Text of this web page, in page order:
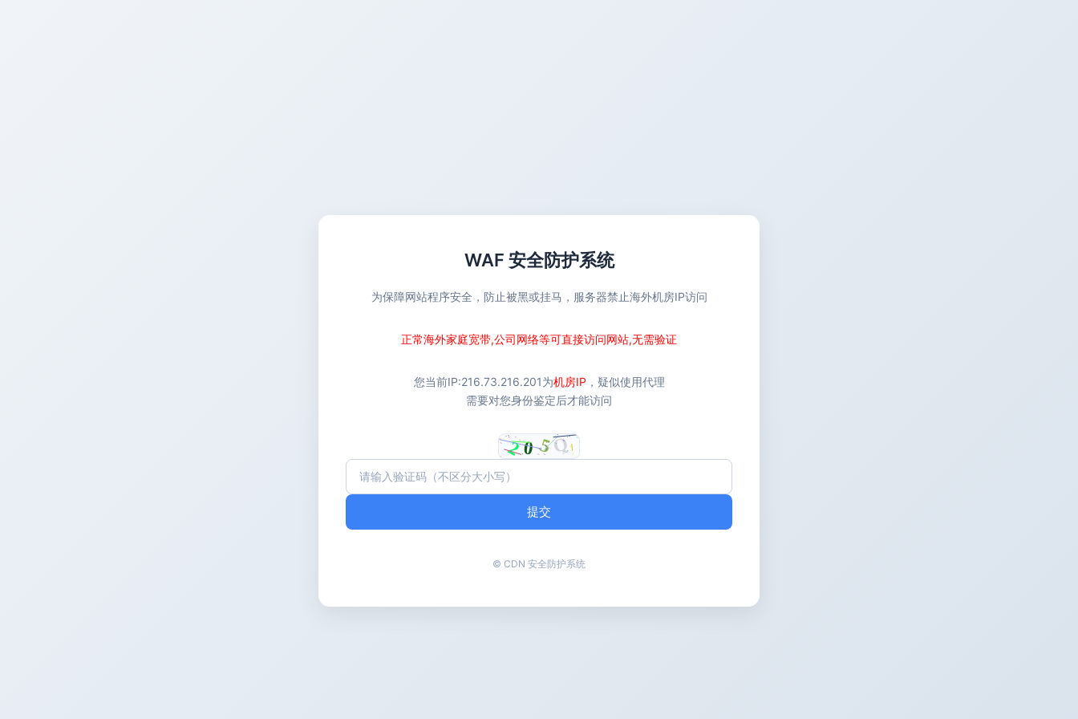
WAF 安全防护系统
为保障网站程序安全，防止被黑或挂马，服务器禁止海外机房IP访问
正常海外家庭宽带,公司网络等可直接访问网站,无需验证
您当前IP:216.73.216.201为机房IP ，疑似使用代理
需要对您身份鉴定后才能访问
提交
© CDN 安全防护系统